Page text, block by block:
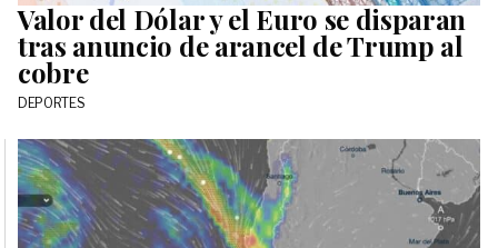
Valor del Dólar y el Euro se disparan
tras anuncio de arancel de Trump al
cobre
DEPORTES